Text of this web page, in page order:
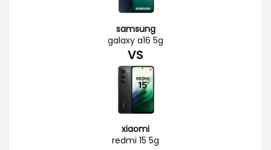
samsung
galaxy a16 5g
VS
xiaomi
redmi 15 5g